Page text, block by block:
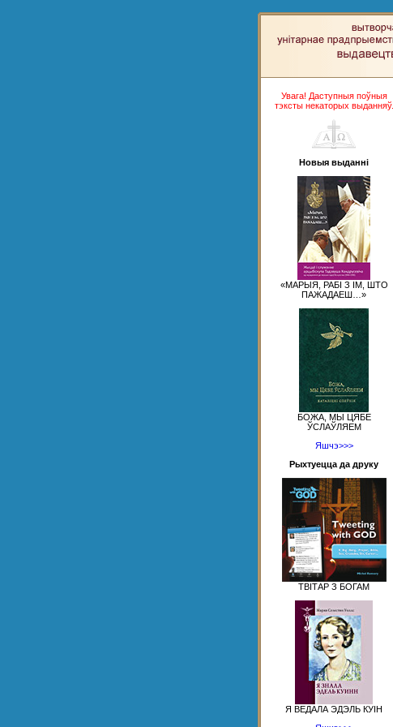
Увага! Даступныя поўныя
тэксты некаторых выданняў.
Новыя выданні
«МАРЫЯ, РАБІ З ІМ, ШТО
ПАЖАДАЕШ…»
БОЖА, МЫ ЦЯБЕ
ЎСЛАЎЛЯЕМ
Яшчэ>>>
Рыхтуецца да друку
ТВІТАР З БОГАМ
Я ВЕДАЛА ЭДЭЛЬ КУІН